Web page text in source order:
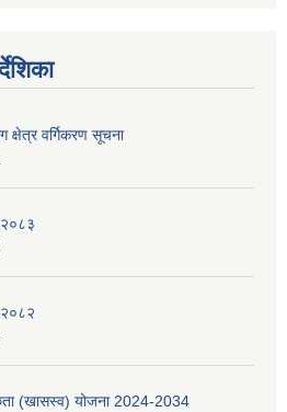
क्षेत्र वर्गिकरण सूचना
(खासस्व) योजना 2024-2034